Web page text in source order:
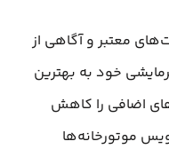
معتبر و آگاهی از
خود به بهترین
اضافی را کاهش
موتورخانه‌ها